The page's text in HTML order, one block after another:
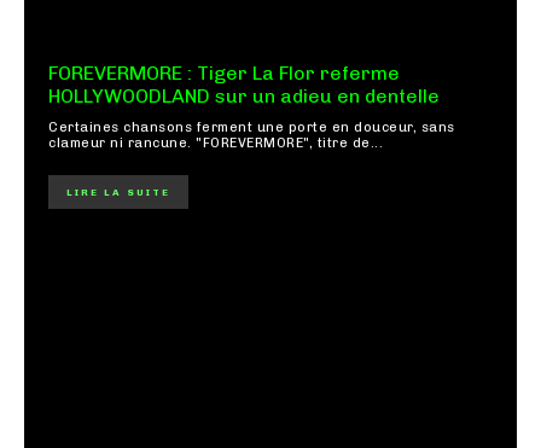
FOREVERMORE : Tiger La Flor referme
HOLLYWOODLAND sur un adieu en dentelle
Certaines chansons ferment une porte en douceur, sans
clameur ni rancune. "FOREVERMORE", titre de...
LIRE LA SUITE